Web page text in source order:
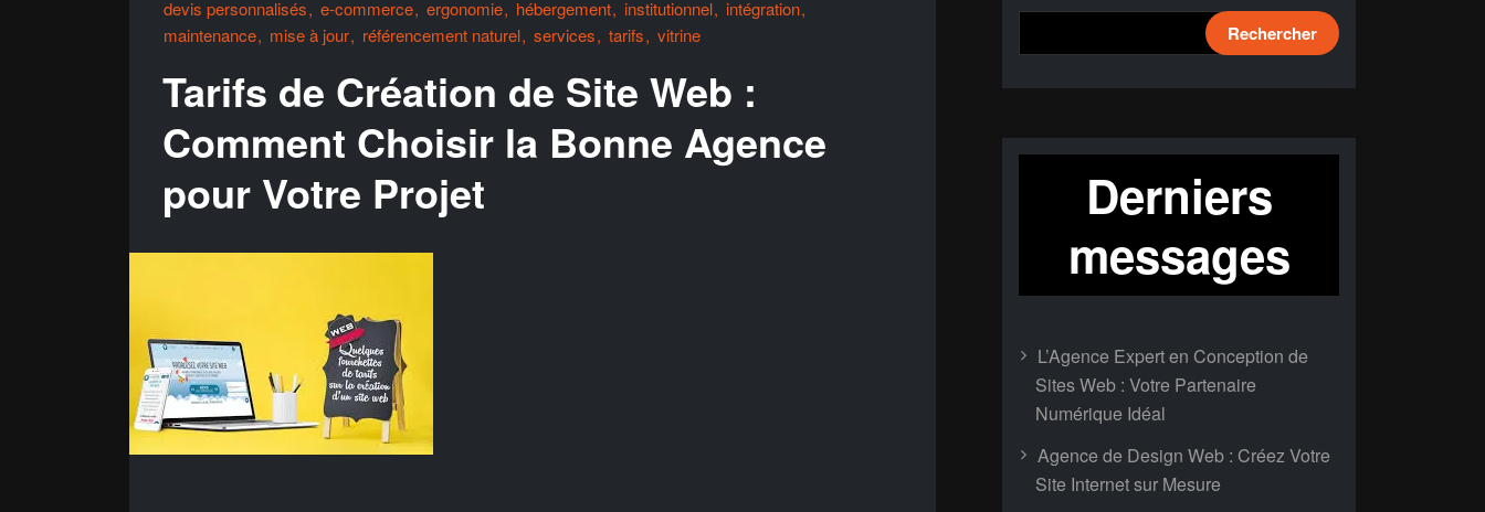
devis personnalisés
e-commerce ergonomie hébergement institutionnel
intégration
maintenance
mise à jour référencement naturel services tarifs vitrine
Tarifs de Création de Site Web :
Comment Choisir la Bonne Agence
pour Votre Projet
Rechercher
Derniers
messages
L’Agence Expert en Conception de
Sites Web : Votre Partenaire
Numérique Idéal
Agence de Design Web : Créez Votre
Site Internet sur Mesure